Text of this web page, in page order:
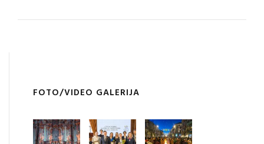
FOTO/VIDEO GALERIJA